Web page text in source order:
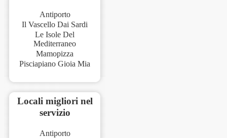
Antiporto
Il Vascello Dai Sardi
Le Isole Del
Mediterraneo
Mamopizza
Pisciapiano Gioia Mia
Locali migliori nel
servizio
Antiporto